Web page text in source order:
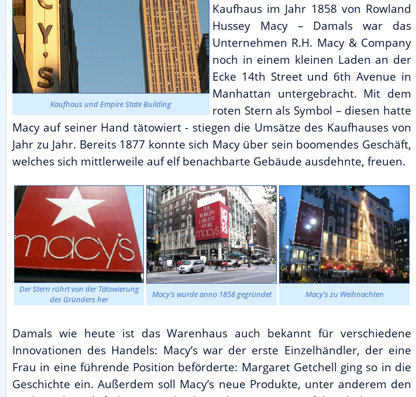
Kaufhaus und Empire State Building
Kaufhaus im Jahr 1858 von Rowland
Hussey Macy – Damals war das
Unternehmen R.H. Macy & Company
noch in einem kleinen Laden an der
Ecke 14th Street und 6th Avenue in
Manhattan untergebracht. Mit dem
roten Stern als Symbol – diesen hatte
Macy auf seiner Hand tätowiert - stiegen die Umsätze des Kaufhauses von
Jahr zu Jahr. Bereits 1877 konnte sich Macy über sein boomendes Geschäft,
welches sich mittlerweile auf elf benachbarte Gebäude ausdehnte, freuen.
Der Stern rührt von der Tätowierung
des Gründers her
Macy's wurde anno 1858 gegründet Macy's zu Weihnachten
Damals wie heute ist das Warenhaus auch bekannt für verschiedene
Innovationen des Handels: Macy’s war der erste Einzelhändler, der eine
Frau in eine führende Position beförderte: Margaret Getchell ging so in die
Geschichte ein. Außerdem soll Macy’s neue Produkte, unter anderem den